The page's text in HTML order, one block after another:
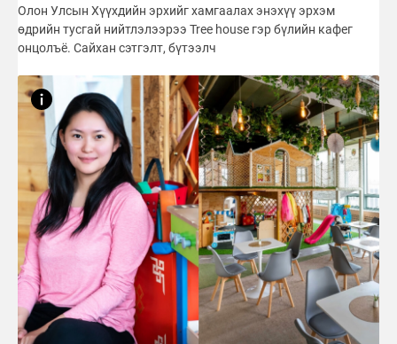
Олон Улсын Хүүхдийн эрхийг хамгаалах энэхүү эрхэм
өдрийн тусгай нийтлэлээрээ Tree house гэр бүлийн кафег
онцолъё. Сайхан сэтгэлт, бүтээлч